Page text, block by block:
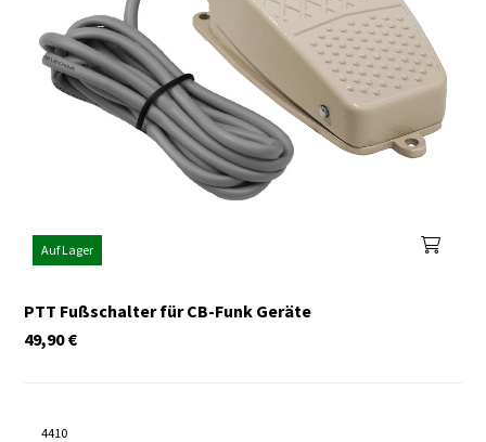
Auf Lager
PTT Fußschalter für CB-Funk Geräte
€
49,90
4410